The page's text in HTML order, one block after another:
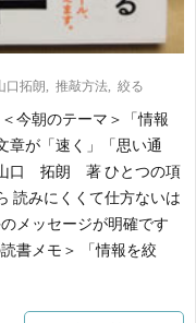
口拓朗 推敲方法 絞る
今朝のテーマ＞「情報
章が「速く」「思い通
口 拓朗 著 ひとつの項
読みにくくて仕方ないは
メッセージが明確です
書メモ＞ 「情報を絞